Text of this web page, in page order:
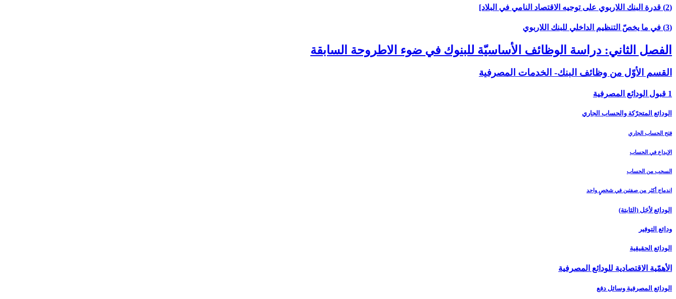
(2) قدرة البنك اللاربوي على توجيه الاقتصاد النامي في البلاد]
(3) في ما يخصّ التنظيم الداخلي للبنك اللاربوي‏
الفصل الثاني: دراسة الوظائف الأساسيّة للبنوك في ضوء الاطروحة السابقة
القسم الأوّل من وظائف البنك- الخدمات المصرفية
1 قبول الودائع المصرفية
الودائع المتحرّكة والحساب الجاري
فتح الحساب الجاري
الإيداع في الحساب
السحب من الحساب
اندماج أكثر من صفتين في شخصٍ واحد
الودائع لأجَل (الثابتة)
ودائع التوفير
الودائع الحقيقية
الأهمّية الاقتصادية للودائع المصرفية
الودائع المصرفية وسائل دفع